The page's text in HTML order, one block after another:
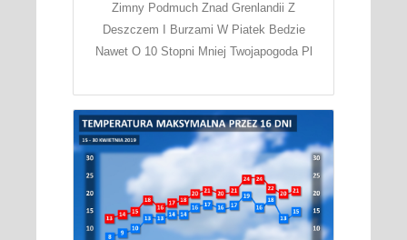
Zimny Podmuch Znad Grenlandii Z
Deszczem I Burzami W Piatek Bedzie
Nawet O 10 Stopni Mniej Twojapogoda Pl